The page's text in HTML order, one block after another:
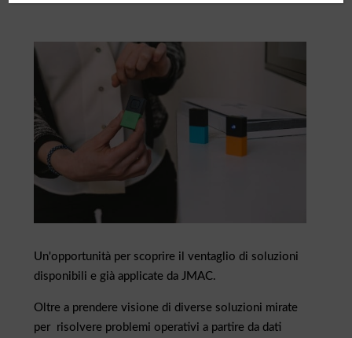
Un'opportunità per scoprire il ventaglio di soluzioni
disponibili e già applicate da JMAC.
Oltre a prendere visione di diverse soluzioni mirate
per risolvere problemi operativi a partire da dati